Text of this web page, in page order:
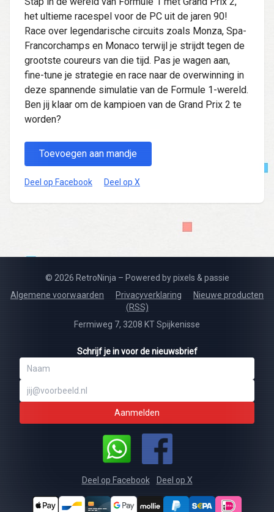
het ultieme racespel voor de PC uit de jaren 90!
Race over legendarische circuits zoals Monza, Spa-
Francorchamps en Monaco terwijl je strijdt tegen de
grootste coureurs van die tijd. Pas je wagen aan,
fine-tune je strategie en race naar de overwinning in
deze spannende simulatie van de Formule 1-wereld.
Ben jij klaar om de kampioen van de Grand Prix 2 te
worden?
Toevoegen aan mandje
Deel op Facebook Deel op X
© 2026 RetroNinja – Powered by pixels & passie
Algemene voorwaarden
Privacyverklaring
Nieuwe producten
(RSS)
Fermiweg 7, 3208 KT Spijkenisse
Schrijf je in voor de nieuwsbrief
Aanmelden
Deel op Facebook Deel op X